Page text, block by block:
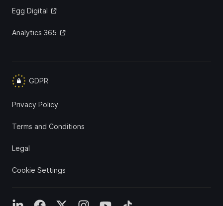
Egg Digital
Analytics 365
GDPR
Privacy Policy
Terms and Conditions
Legal
Cookie Settings